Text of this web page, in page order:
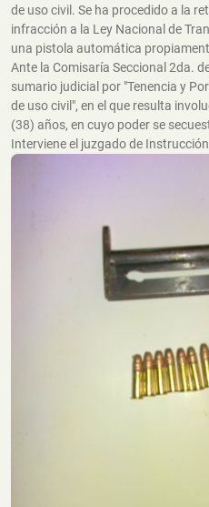
de uso civil. Se ha procedido a la
infracción a la Ley Nacional de
una pistola automática
Ante la Comisaría Seccional 2da.
sumario judicial por "Tenencia y
de uso civil", en el que resulta
(38) años, en cuyo poder se
Interviene el juzgado de